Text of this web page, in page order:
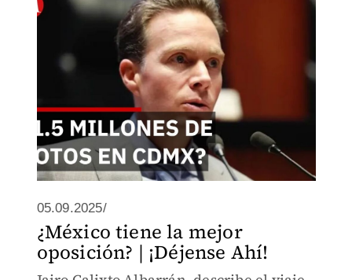
05.09.2025/
¿México tiene la mejor
oposición? | ¡Déjense Ahí!